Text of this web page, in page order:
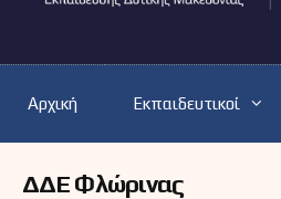
Αρχική Εκπαιδευτικοί
ΔΔΕ Φλώρινας